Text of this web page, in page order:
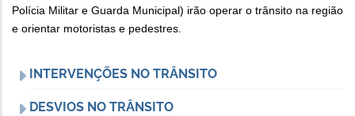
Polícia Militar e Guarda Municipal) irão operar o trânsito na região
e orientar motoristas e pedestres.
INTERVENÇÕES NO TRÂNSITO
DESVIOS NO TRÂNSITO